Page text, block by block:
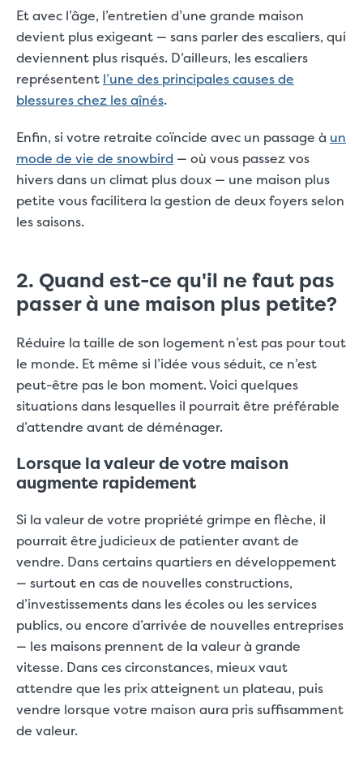
Et avec l’âge, l’entretien d’une grande maison
devient plus exigeant — sans parler des escaliers, qui
deviennent plus risqués. D’ailleurs, les escaliers
représentent l’une des principales causes de
blessures chez les aînés.
Enfin, si votre retraite coïncide avec un passage à un
mode de vie de snowbird — où vous passez vos
hivers dans un climat plus doux — une maison plus
petite vous facilitera la gestion de deux foyers selon
les saisons.
2. Quand est-ce qu'il ne faut pas
passer à une maison plus petite?
Réduire la taille de son logement n’est pas pour tout
le monde. Et même si l’idée vous séduit, ce n’est
peut-être pas le bon moment. Voici quelques
situations dans lesquelles il pourrait être préférable
d’attendre avant de déménager.
Lorsque la valeur de votre maison
augmente rapidement
Si la valeur de votre propriété grimpe en flèche, il
pourrait être judicieux de patienter avant de
vendre. Dans certains quartiers en développement
— surtout en cas de nouvelles constructions,
d’investissements dans les écoles ou les services
publics, ou encore d’arrivée de nouvelles entreprises
— les maisons prennent de la valeur à grande
vitesse. Dans ces circonstances, mieux vaut
attendre que les prix atteignent un plateau, puis
vendre lorsque votre maison aura pris suffisamment
de valeur.